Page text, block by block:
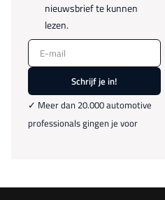
nieuwsbrief te kunnen
lezen.
E-mail
Schrijf je in!
✓ Meer dan 20.000 automotive
professionals gingen je voor